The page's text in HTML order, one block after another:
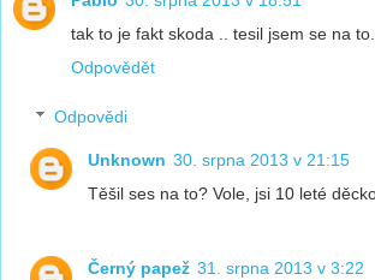
tak to je fakt skoda .. tesil jsem se na to.
Odpovědět
Odpovědi
Unknown 30. srpna 2013 v 21:15
Těšil ses na to? Vole, jsi 10 leté
Černý papež 31. srpna 2013 v 3:22